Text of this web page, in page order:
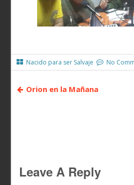
Nacido para ser Salvaje No
Orion en la Mañana
Leave A Reply